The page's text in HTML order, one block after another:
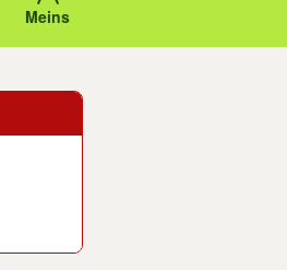
auswählen.
mit den Pfeiltasten nach oben/
Meins